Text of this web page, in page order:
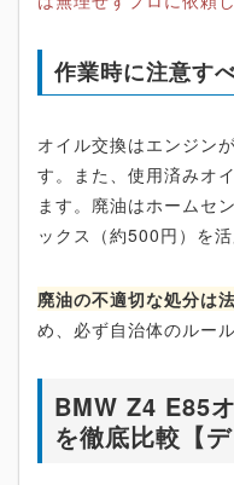
作業時に注意す
オイル交換はエンジン
す。また、使用済みオ
ます。廃油はホームセ
ックス（約500円）を活
廃油の不適切な処分は
め、必ず自治体のルー
BMW Z4 E85
を徹底比較【